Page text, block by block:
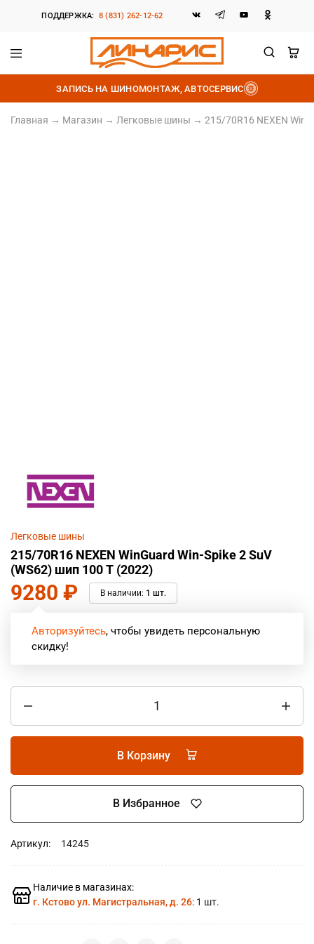
ПОДДЕРЖКА: 8 (831) 262-12-62
Линарис
Продажа
шин,
дисков
и
аккумуляторов
ЗАПИСЬ НА ШИНОМОНТАЖ, АВТОСЕРВИС
Главная → Магазин → Легковые шины → 215/70R16 NEXEN
Легковые шины
215/70R16 NEXEN WinGuard Win-Spike 2 SuV
(WS62) шип 100 T (2022)
9280 ₽ В наличии: 1 шт.
Авторизуйтесь, чтобы увидеть персональную
скидку!
В Корзину
В Избранное
Артикул: 14245
Наличие в магазинах:
г. Кстово ул. Магистральная, д. 26: 1 шт.